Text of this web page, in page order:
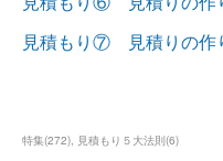
見積もり⑦ 見積りの作
特集(272) 見積もり５大法則(6)